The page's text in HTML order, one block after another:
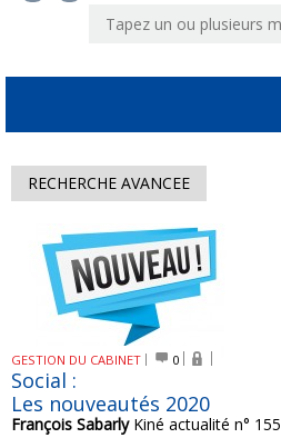
RECHERCHE AVANCEE
GESTION DU CABINET 0
Social :
Les nouveautés 2020
François SabarlyKiné actualité n°